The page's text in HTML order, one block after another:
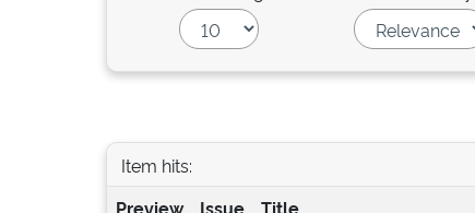
Item hits:
Preview
Issue
Title